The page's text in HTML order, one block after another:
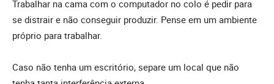
Trabalhar na cama com o computador no colo é pedir para
se distrair e não conseguir produzir. Pense em um ambiente
próprio para trabalhar.
Caso não tenha um escritório, separe um local que não